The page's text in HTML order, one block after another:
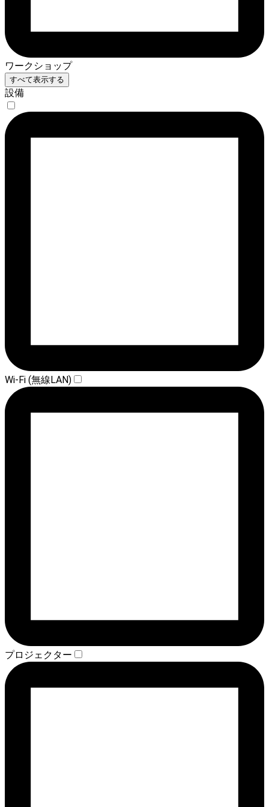
ワークショップ
すべて表示する
設備
Wi-Fi (無線LAN)
プロジェクター